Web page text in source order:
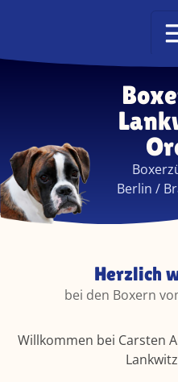
Berlin /
Herzlich
bei den Boxern
Willkommen bei Carsten